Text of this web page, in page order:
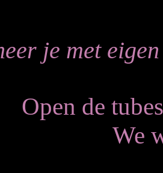
je met
Open de
We